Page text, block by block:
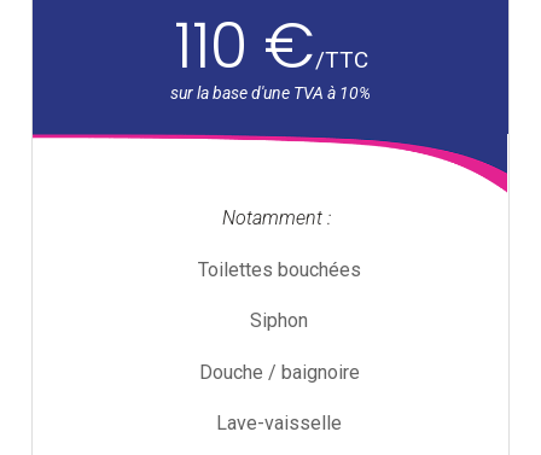
110 €/TTC
Notamment :
Toilettes bouchées
Siphon
Douche / baignoire
Lave-vaisselle